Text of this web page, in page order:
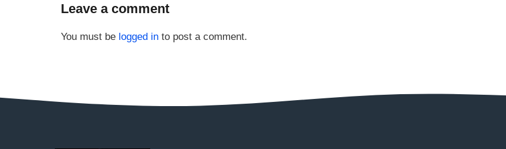
Leave a comment
You must be logged in to post a comment.